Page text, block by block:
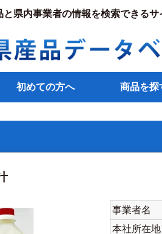
県内事業者の情報を検索できるサ
初めての方へ 商品を探
事業者名
本社所在地